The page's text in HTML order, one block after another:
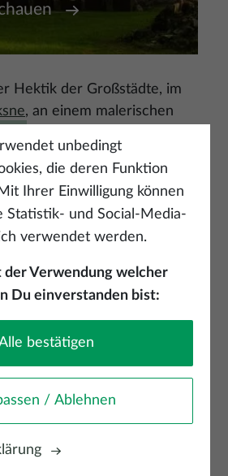
Hektik der Großstädte, im
, an einem malerischen
sich das Neue Schloss
angrenzende Gutspark. Das in
des 19. Jahrhunderts im
Alexander Joseph von
Tudor-Stil erbaute
der bemerkenswertesten
Die Innenräume des
geheime kunstvolle Wand-
freigelegt wurden.
unbedingt
die deren Funktion
Ihrer Einwilligung können
Statistik- und Social-Media-
verwendet werden.
der Verwendung welcher
Du einverstanden bist:
bestätigen
/ Ablehnen